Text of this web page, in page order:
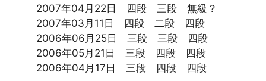
2007年04月22日 四段 三段 無級？
2007年03月11日 四段 二段 四段
2006年06月25日 三段 三段 四段
2006年05月21日 三段 四段 四段
2006年04月17日 三段 四段 四段